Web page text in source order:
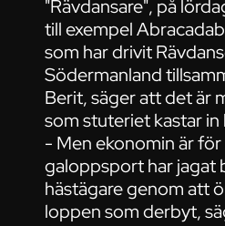
"Rävdansare", på
till exempel
som har drivit
Södermanland
Berit, säger att det är
som stuteriet kastar in
- Men ekonomin är
galoppsport har jagat
hästägare genom att
loppen som derbyt,